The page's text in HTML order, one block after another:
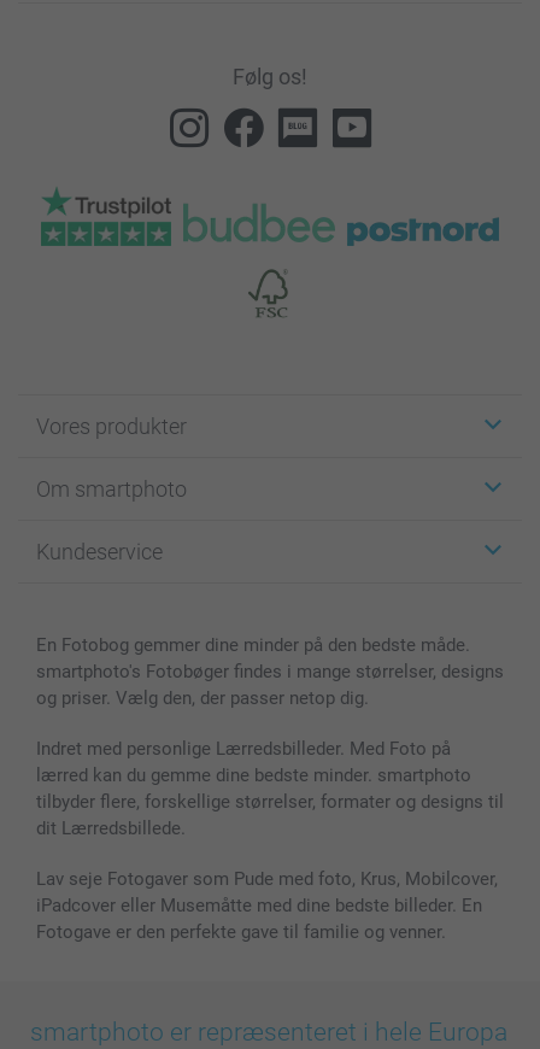
Følg os!
Vores produkter
Fotokort
Fotobøger
Cover til mobil & tablet
MyNameBook
Fotorammer & Tilbehør
Alle fotoprodukter
Om smartphoto
For affiliate
Sitemap
Betingelser og garantier
Kundeservice
smartbonus
Priser & betaling
En Fotobog gemmer dine minder på den bedste måde.
smartphoto's Fotobøger findes i mange størrelser, designs
og priser. Vælg den, der passer netop dig.
Indret med personlige Lærredsbilleder. Med Foto på
lærred kan du gemme dine bedste minder. smartphoto
tilbyder flere, forskellige størrelser, formater og designs til
dit Lærredsbillede.
Lav seje Fotogaver som Pude med foto, Krus, Mobilcover,
iPadcover eller Musemåtte med dine bedste billeder. En
Fotogave er den perfekte gave til familie og venner.
smartphoto er repræsenteret i hele Europa